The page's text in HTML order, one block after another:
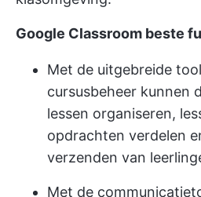
Google Classroom beste
Met de uitgebreide
cursusbeheer kunnen
lessen organiseren,
opdrachten verdelen
verzenden van
Met de